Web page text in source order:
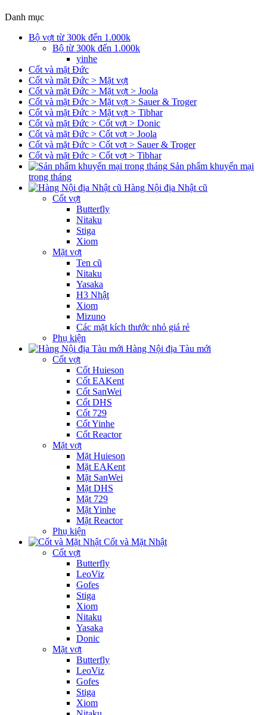
Danh mục
Bộ vợt từ 300k đến 1.000k
Bộ từ 300k đến 1.000k
yinhe
Cốt và mặt Đức
Cốt và mặt Đức > Mặt vợt
Cốt và mặt Đức > Mặt vợt > Joola
Cốt và mặt Đức > Mặt vợt > Sauer & Troger
Cốt và mặt Đức > Mặt vợt > Tibhar
Cốt và mặt Đức > Cốt vợt > Donic
Cốt và mặt Đức > Cốt vợt > Joola
Cốt và mặt Đức > Cốt vợt > Sauer & Troger
Cốt và mặt Đức > Cốt vợt > Tibhar
Sản phẩm khuyến mại
trong tháng
Hàng Nội địa Nhật cũ
Cốt vợt
Butterfly
Nitaku
Stiga
Xiom
Mặt vợt
Ten cũ
Nitaku
Yasaka
H3 Nhật
Xiom
Mizuno
Các mặt kích thước nhỏ giá rẻ
Phụ kiện
Hàng Nội địa Tàu mới
Cốt vợt
Cốt Huieson
Cốt EAKent
Cốt SanWei
Cốt DHS
Cốt 729
Cốt Yinhe
Cốt Reactor
Mặt vợt
Mặt Huieson
Mặt EAKent
Mặt SanWei
Mặt DHS
Mặt 729
Mặt Yinhe
Mặt Reactor
Phụ kiện
Cốt và Mặt Nhật
Cốt vợt
Butterfly
LeoViz
Gofes
Stiga
Xiom
Nitaku
Yasaka
Donic
Mặt vợt
Butterfly
LeoViz
Gofes
Stiga
Xiom